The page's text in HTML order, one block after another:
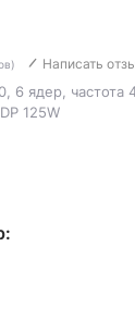
Написать
6 ядер, частота
125W